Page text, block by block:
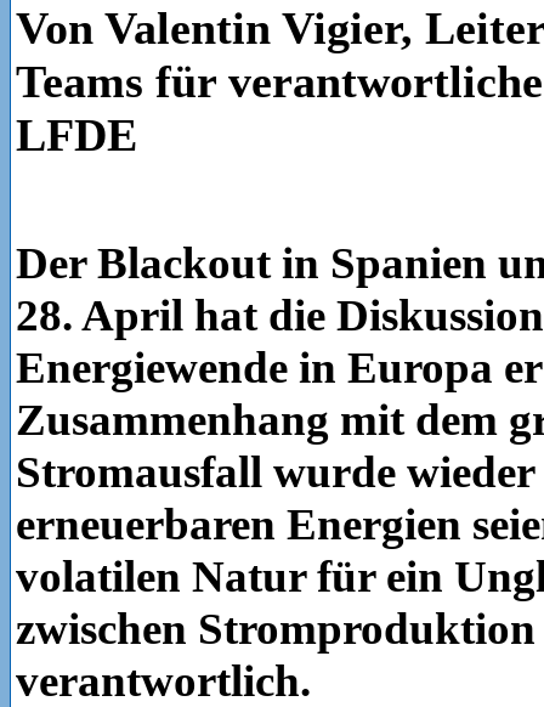
Von Valentin Vigier,
Teams für
LFDE
Der Blackout in Spanien
28. April hat die
Energiewende in Europa
Zusammenhang mit dem
Stromausfall wurde
erneuerbaren Energien
volatilen Natur für ein
zwischen
verantwortlich.